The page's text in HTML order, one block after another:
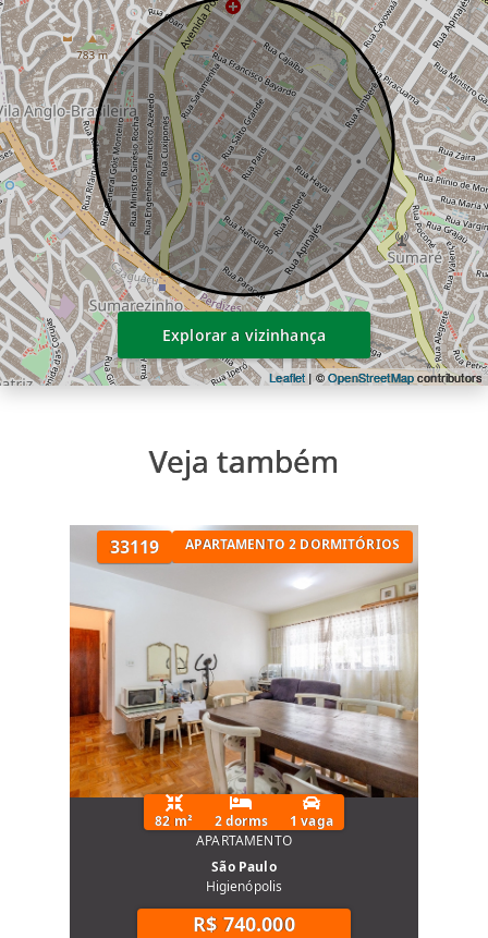
Sala de Cinema
Sala de jogos
Salão de festas
Sauna
Segurança 24 horas
Solarium
Spa
Varanda ou terraço
Leaflet | ©OpenStreetMapcontributors
Explorar a vizinhança
Veja também
33119 APARTAMENTO 2 DORMITÓRIOS
82 m² 2 dorms
1 vaga
APARTAMENTO
São Paulo
Higienópolis
R$ 740.000